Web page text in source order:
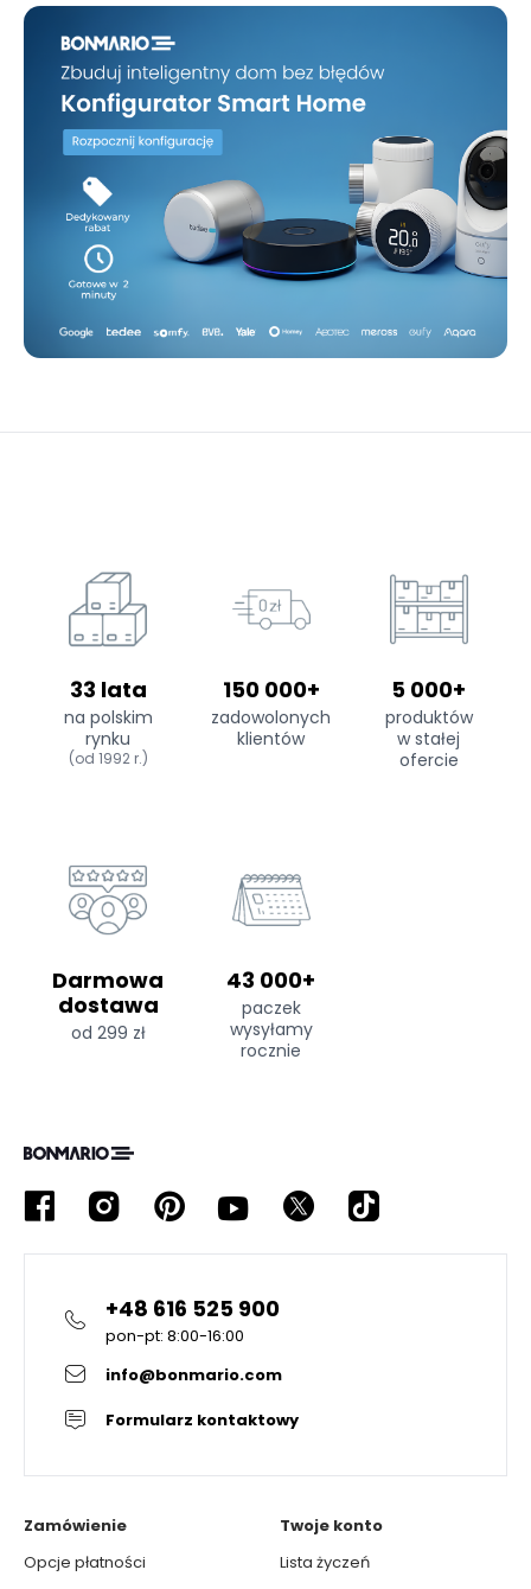
33 lata
na polskim
rynku
(od 1992 r.)
150 000+
zadowolonych
klientów
5 000+
produktów
w stałej
ofercie
Darmowa
dostawa
od 299 zł
43 000+
paczek
wysyłamy
rocznie
+48 616 525 900
pon-pt: 8:00-16:00
info@bonmario.com
Formularz kontaktowy
Zamówienie
Opcje płatności
Twoje konto
Lista życzeń